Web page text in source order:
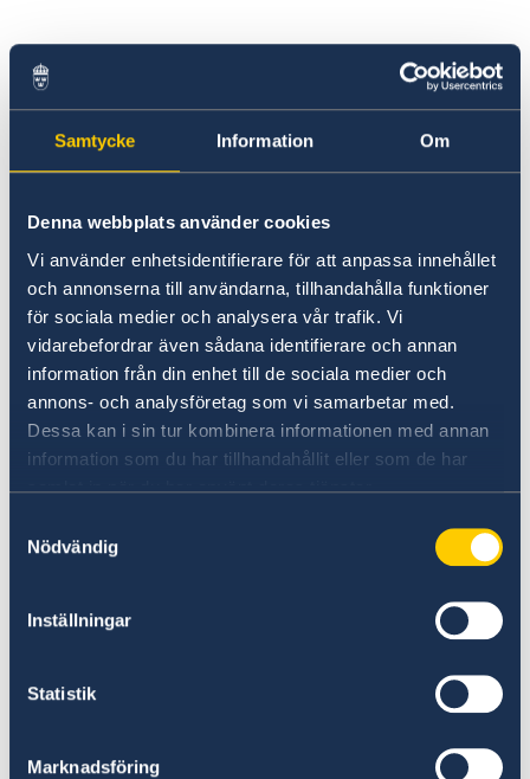
Samtycke Information Om
Denna webbplats använder cookies
Vi använder enhetsidentifierare för att anpassa innehållet
och annonserna till användarna, tillhandahålla funktioner
för sociala medier och analysera vår trafik. Vi
vidarebefordrar även sådana identifierare och annan
information från din enhet till de sociala medier och
annons- och analysföretag som vi samarbetar med.
Dessa kan i sin tur kombinera informationen med annan
information som du har tillhandahållit eller som de har
samlat in när du har använt deras tjänster.
Nödvändig
Inställningar
Statistik
Marknadsföring
한서문화예술협회
(Korean-Sweden Arts and Culture Society)
전화:(02) 776-0015
주소:서울시 중구 퇴계로 131, 807호 (신일빌딩)
(재대구)한국스웨덴 친선협회
(Korea Sweden Friendship Association in
Daegu)
전화: (053) 749-7003
주소:대구광역시 수성구 달구벌대로 528길 수성대
학교 총장실
(Swedish Women's Educational Association)
이메일:seoul@swea.org